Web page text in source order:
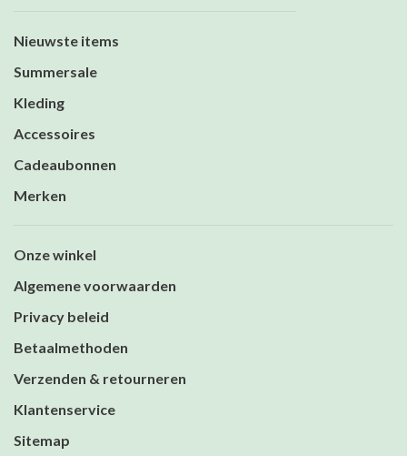
Nieuwste items
Summersale
Kleding
Accessoires
Cadeaubonnen
Merken
Onze winkel
Algemene voorwaarden
Privacy beleid
Betaalmethoden
Verzenden & retourneren
Klantenservice
Sitemap